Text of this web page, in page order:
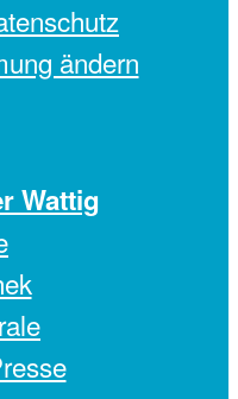
ändern
Wattig